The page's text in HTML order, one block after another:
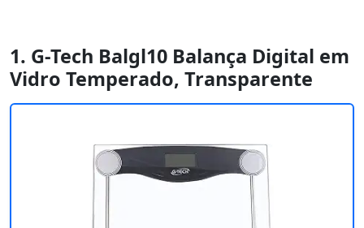
1. G-Tech Balgl10 Balança Digital em
Vidro Temperado, Transparente